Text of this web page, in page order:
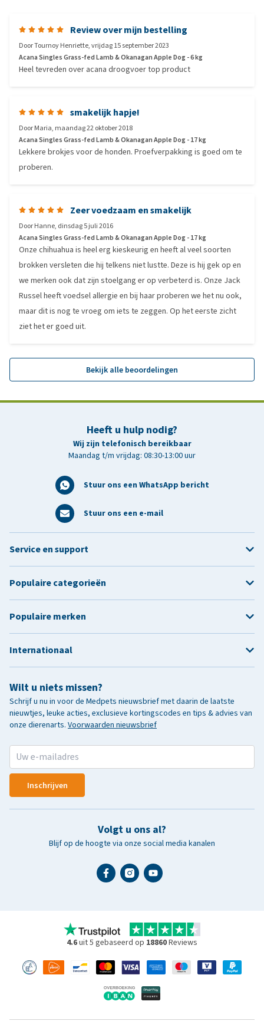
Review over mijn bestelling
DoorTournoy Henriette,vrijdag 15 september 2023
Acana Singles Grass-fed Lamb & Okanagan Apple Dog - 6 kg
Heel tevreden over acana droogvoer top product
smakelijk hapje!
DoorMaria, maandag 22 oktober 2018
Acana Singles Grass-fed Lamb & Okanagan Apple Dog - 17 kg
Lekkere brokjes voor de honden. Proefverpakking is goed om te
proberen.
Zeer voedzaam en smakelijk
DoorHanne, dinsdag 5 juli 2016
Acana Singles Grass-fed Lamb & Okanagan Apple Dog - 17 kg
Onze chihuahua is heel erg kieskeurig en heeft al veel soorten
brokken versleten die hij telkens niet lustte. Deze is hij gek op en
we merken ook dat zijn stoelgang er op verbeterd is. Onze Jack
Russel heeft voedsel allergie en bij haar proberen we het nu ook,
maar dit is nog te vroeg om iets te zeggen. Op het eerste zicht
ziet het er goed uit.
Bekijk alle beoordelingen
Heeft u hulp nodig?
Wij zijn telefonisch bereikbaar
Maandag t/m vrijdag: 08:30-13:00 uur
Stuur ons een WhatsApp bericht
Stuur ons een e-mail
Wilt u niets missen?
Schrijf u nu in voor de Medpets nieuwsbrief met daarin de laatste
nieuwtjes, leuke acties, exclusieve kortingscodes en tips & advies van
onze dierenarts. Voorwaarden nieuwsbrief
Inschrijven
Volgt u ons al?
Blijf op de hoogte via onze social media kanalen
Service en support
Populaire categorieën
Populaire merken
Internationaal
4.6uit 5 gebaseerd op 18860Reviews